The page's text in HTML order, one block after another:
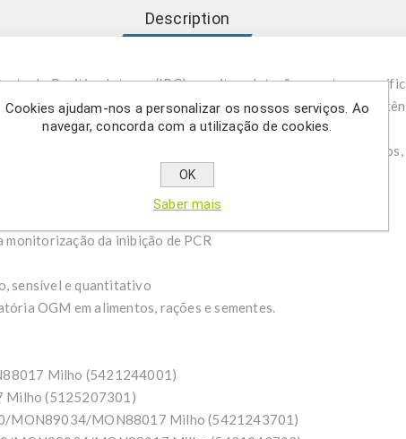
Description
Positivo Interno (IPC) permite a deteção evento-
pela Monsanto que combina a proteína Cry3Bb1 para
ao glifosato.
precisa e reprodutível de OGM em matrizes de alimentos,
da inibição de PCR
sensível e quantitativo
OGM em alimentos, rações e sementes.
Milho (5421244001)
Milho (5125207301)
MON89034/MON88017 Milho (5421243701)
Cookies ajudam-nos a personalizar os nossos serviços. Ao
navegar, concorda com a utilização de cookies.
OK
Saber mais